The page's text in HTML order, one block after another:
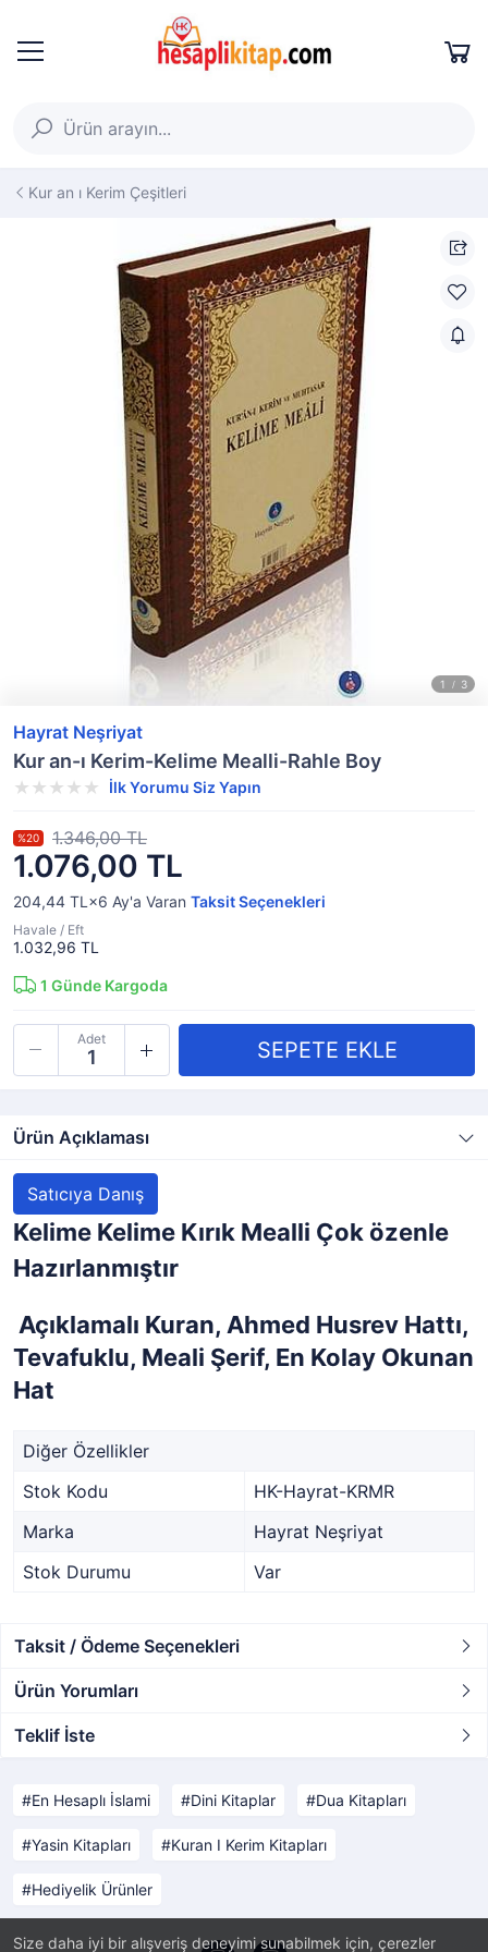
Size daha iyi bir alışveriş deneyimi sunabilmek için, çerezler
Kur an ı Kerim Çeşitleri
Hayrat Neşriyat
Kur an-ı Kerim-Kelime Mealli-Rahle Boy
İlk Yorumu Siz Yapın
1.076,00 TL
%20 1.346,00 TL
204,44 TL×6 Ay'a Varan Taksit Seçenekleri
Havale / Eft
1.032,96 TL
1 Günde Kargoda
Adet
Ürün Açıklaması
Satıcıya Danış
Kelime Kelime Kırık Mealli Çok özenle
Hazırlanmıştır
Açıklamalı Kuran, Ahmed Husrev Hattı,
Tevafuklu, Meali Şerif, En Kolay Okunan
Hat
Diğer Özellikler
Stok Kodu
HK-Hayrat-KRMR
Marka
Hayrat Neşriyat
Stok Durumu
Var
Taksit / Ödeme Seçenekleri
Ürün Yorumları
Teklif İste
En Hesaplı İslami Dini Kitaplar Dua Kitapları
Yasin Kitapları Kuran I Kerim Kitapları
Hediyelik Ürünler